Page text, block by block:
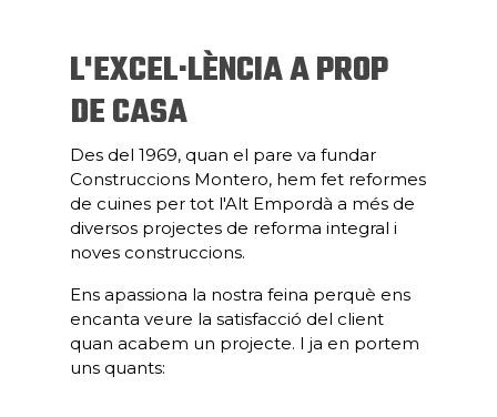
L'EXCEL·LÈNCIA A PROP
DE CASA
Des del 1969, quan el pare va fundar
Construccions Montero, hem fet reformes
de cuines per tot l'Alt Empordà a més de
diversos projectes de reforma integral i
noves construccions.
Ens apassiona la nostra feina perquè ens
encanta veure la satisfacció del client
quan acabem un projecte. I ja en portem
uns quants: